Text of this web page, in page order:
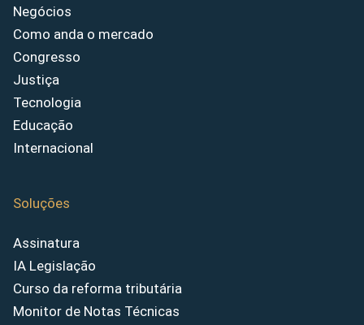
Negócios
Como anda o mercado
Congresso
Justiça
Tecnologia
Educação
Internacional
Soluções
Assinatura
IA Legislação
Curso da reforma tributária
Monitor de Notas Técnicas